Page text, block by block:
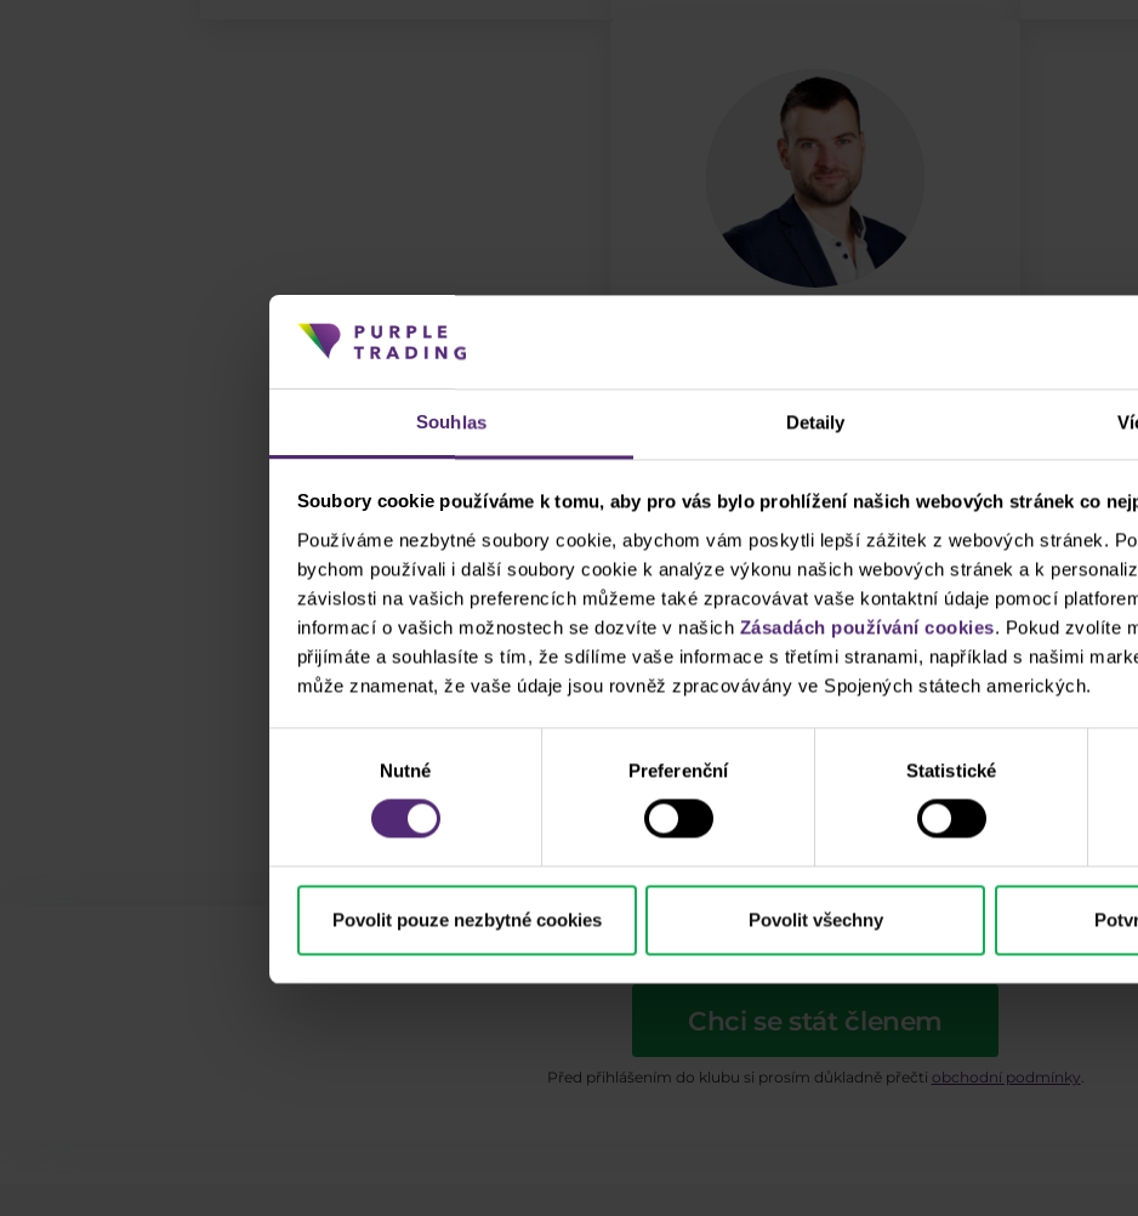
Souhlas Detaily
Soubory cookie používáme k tomu, aby pro vás bylo prohlížení našich webových stránek co
Používáme nezbytné soubory cookie, abychom vám poskytli lepší zážitek z webových stránek.
bychom používali i další soubory cookie k analýze výkonu našich webových stránek a k
závislosti na vašich preferencích můžeme také zpracovávat vaše kontaktní údaje pomocí
informací o vašich možnostech se dozvíte v našich Zásadách používání cookies. Pokud zvolíte
přijímáte a souhlasíte s tím, že sdílíme vaše informace s třetími stranami, například s našimi
může znamenat, že vaše údaje jsou rovněž zpracovávány ve Spojených státech amerických.
Nutné Preferenční Statistické
Povolit pouze nezbytné cookies Povolit všechny
Tied agent manager
Zarezervovat hovor
Purple Trading
Vinohradská 2828
Chci se stát členem
Před přihlášením do klubu si prosím důkladně přečti obchodní podmínky.